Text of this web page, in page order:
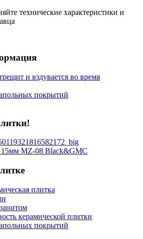
технические характеристики и
и вздувается во время
покрытий
MZ-08 Black&GMC
плитка
керамической плитки
покрытий